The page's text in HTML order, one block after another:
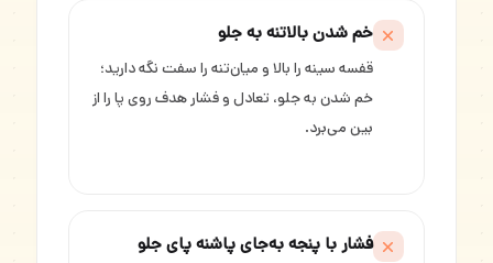
خم شدن بالاتنه به جلو
قفسه سینه را بالا و میان‌تنه را سفت نگه دارید؛
خم شدن به جلو، تعادل و فشار هدف روی پا را از
بین می‌برد.
فشار با پنجه به‌جای پاشنه پای جلو